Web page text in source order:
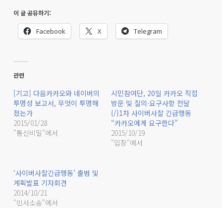
이 글 공유하기:
Facebook X Telegram
관련
[기고] 다음카카오와 네이버의
투명성 보고서, 무엇이 투명해
졌는가
2015/01/28
"통신비밀"에서
시민참여단, 20일 카카오 직접
방문 및 질의·요구사항 전달
{/}1차 사이버사찰 긴급행동
“카카오에게 요구한다”
2015/10/19
"입장"에서
‘사이버사찰긴급행동’ 출범 및
계획발표 기자회견
2014/10/21
"민사소송"에서